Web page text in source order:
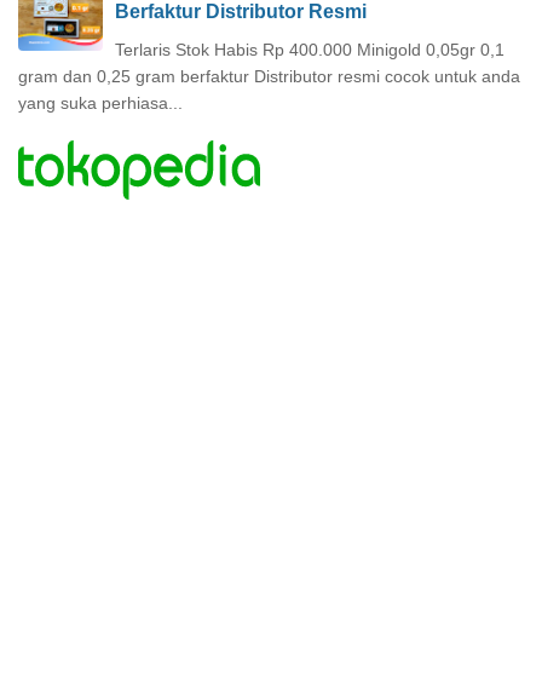
Berfaktur Distributor Resmi
Terlaris Stok Habis Rp 400.000 Minigold 0,05gr 0,1
gram dan 0,25 gram berfaktur Distributor resmi cocok untuk anda
yang suka perhiasa...